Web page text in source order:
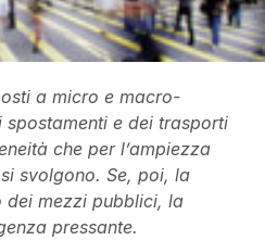
a micro e macro-
e dei trasporti
che per l’ampiezza
svolgono. Se, poi, la
dei mezzi pubblici, la
pressante.